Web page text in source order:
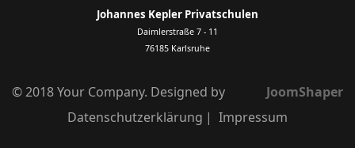
Johannes Kepler Privatschulen
Daimlerstraße 7 - 11
76185 Karlsruhe
© 2018 Your Company. Designed by
JoomShaper
Datenschutzerklärung
Impressum